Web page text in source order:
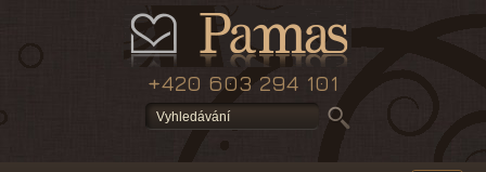
+420 603 294 101